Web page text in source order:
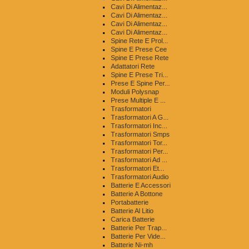
Cavi Di Alimentaz...
Cavi Di Alimentaz...
Cavi Di Alimentaz...
Cavi Di Alimentaz...
Spine Rete E Prol...
Spine E Prese Cee
Spine E Prese Rete
Adattatori Rete
Spine E Prese Tri...
Prese E Spine Per...
Moduli Polysnap
Prese Multiple E ...
Trasformatori
Trasformatori A G...
Trasformatori Inc...
Trasformatori Smps
Trasformatori Tor...
Trasformatori Per...
Trasformatori Ad ...
Trasformatori Et...
Trasformatori Audio
Batterie E Accessori
Batterie A Bottone
Portabatterie
Batterie Al Litio
Carica Batterie
Batterie Per Trap...
Batterie Per Vide...
Batterie Ni-mh